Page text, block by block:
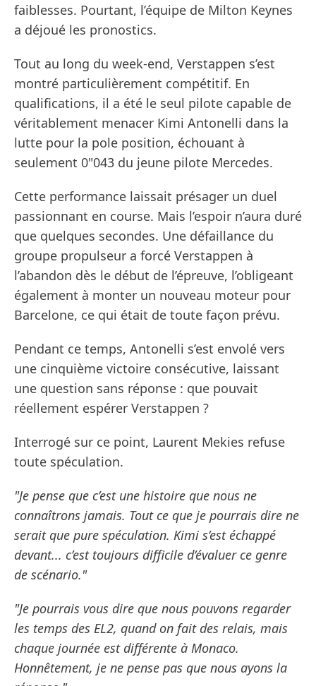
faiblesses. Pourtant, l’équipe de Milton Keynes
a déjoué les pronostics.
Tout au long du week-end, Verstappen s’est
montré particulièrement compétitif. En
qualifications, il a été le seul pilote capable de
véritablement menacer Kimi Antonelli dans la
lutte pour la pole position, échouant à
seulement 0"043 du jeune pilote Mercedes.
Cette performance laissait présager un duel
passionnant en course. Mais l’espoir n’aura duré
que quelques secondes. Une défaillance du
groupe propulseur a forcé Verstappen à
l’abandon dès le début de l’épreuve, l’obligeant
également à monter un nouveau moteur pour
Barcelone, ce qui était de toute façon prévu.
Pendant ce temps, Antonelli s’est envolé vers
une cinquième victoire consécutive, laissant
une question sans réponse : que pouvait
réellement espérer Verstappen ?
Interrogé sur ce point, Laurent Mekies refuse
toute spéculation.
"Je pense que c’est une histoire que nous ne
connaîtrons jamais. Tout ce que je pourrais dire ne
serait que pure spéculation. Kimi s’est échappé
devant... c’est toujours difficile d’évaluer ce genre
de scénario."
"Je pourrais vous dire que nous pouvons regarder
les temps des EL2, quand on fait des relais, mais
chaque journée est différente à Monaco.
Honnêtement, je ne pense pas que nous ayons la